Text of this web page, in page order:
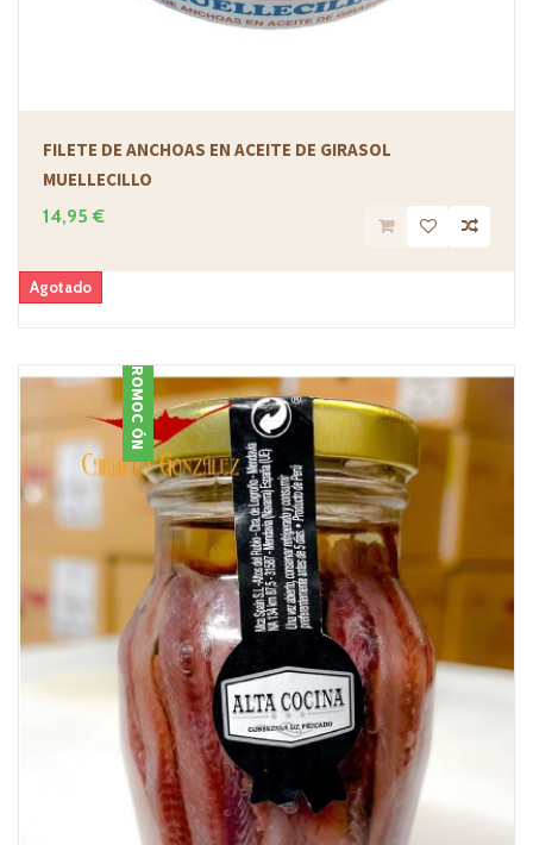
FILETE DE ANCHOAS EN ACEITE DE GIRASOL
MUELLECILLO
14,95 €
Agotado
PROMOCIÓN